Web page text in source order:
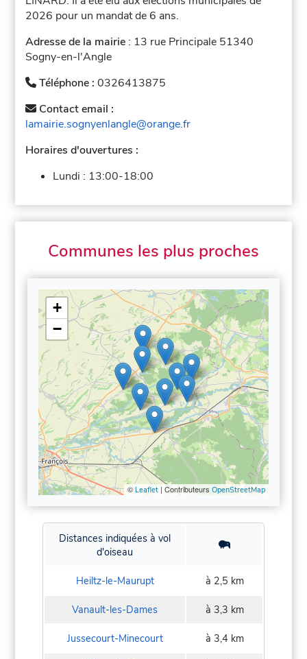
2026 pour un mandat de 6 ans.
Adresse de la mairie : 13 rue Principale 51340
Sogny-en-l'Angle
Téléphone :0326413875
Contact email :
lamairie.sognyenlangle@orange.fr
Horaires d'ouvertures :
Lundi : 13:00-18:00
Communes les plus proches
+
−
© Leaflet| Contributeurs OpenStreetMap
Distances indiquées à vol
d'oiseau
Heiltz-le-Maurupt à 2,5 km
Vanault-les-Dames à 3,3 km
Jussecourt-Minecourt à 3,4 km